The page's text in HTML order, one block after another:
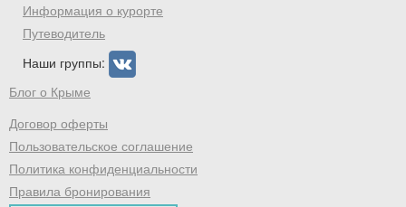
Информация о курорте
Путеводитель
Наши группы:
Блог о Крыме
Договор оферты
Пользовательское соглашение
Политика конфиденциальности
Правила бронирования